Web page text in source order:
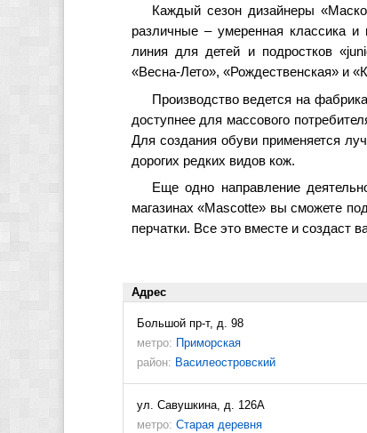
Каждый сезон дизайнеры
различные – умеренная классика и
линия для детей и подростков
«Весна-Лето», «Рождественская» и
Производство ведется на
доступнее для массового
Для создания обуви применяется
дорогих редких видов кож.
Еще одно направление
магазинах «Mascotte» вы сможете
перчатки. Все это вместе и создаст
Адрес
Большой пр-т, д. 98
метро: Приморская
район: Василеостровский
ул. Савушкина, д. 126А
метро: Старая деревня